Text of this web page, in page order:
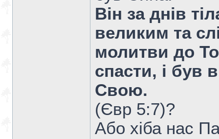
Він за днів
великим та
молитви до
спасти, і був
Свою.
(Євр 5:7)?
Або хіба нас